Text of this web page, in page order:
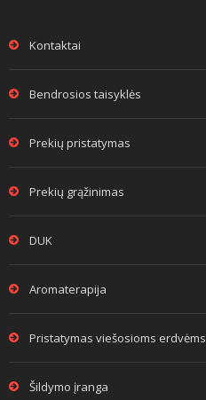
Kontaktai
Bendrosios taisyklės
Prekių pristatymas
Prekių grąžinimas
DUK
Aromaterapija
Pristatymas viešosioms erdvėms
Šildymo įranga